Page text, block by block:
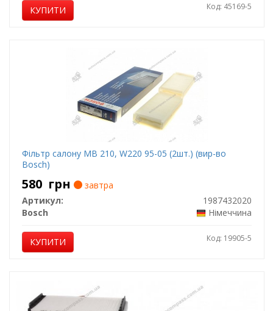
КУПИТИ Код: 45169-5
Фільтр салону MB 210, W220 95-05 (2шт.) (вир-во
Bosch)
580 грн
завтра
Артикул:
1987432020
Bosch
Німеччина
КУПИТИ Код: 19905-5